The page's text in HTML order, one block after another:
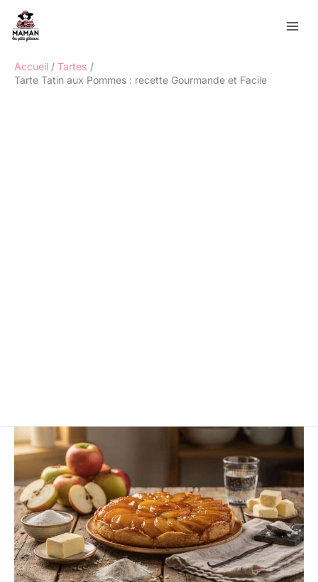
contenu
Accueil
Tartes
Tarte Tatin aux Pommes : recette Gourmande et Facile
Rechercher